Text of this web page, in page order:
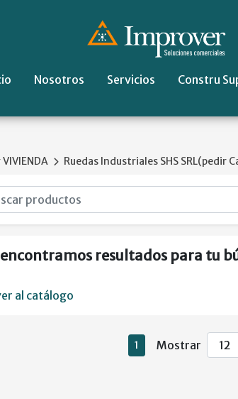
Nosotros Servicios Constru
VIVIENDA Ruedas Industriales SHS SRL(pedir
resultados para tu
al catálogo
1 Mostrar